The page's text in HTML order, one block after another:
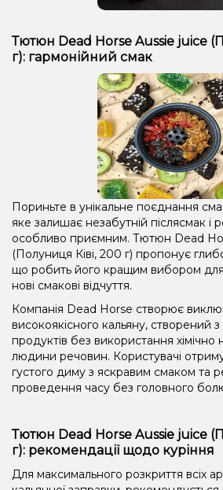
Тютюн Dead Horse Aussie juice
г): гармонійний смак
Пориньте в унікальне поєднання
яке залишає незабутній післясмак і
особливо приємним. Тютюн Dead
(Полуниця Ківі, 200 г) пропонує
що робить його кращим вибором для
нові смакові відчуття.
Компанія Dead Horse створює
високоякісного кальяну, створений
продуктів без використання
людини речовин. Користувачі
густого диму з яскравим смаком та
проведення часу без головного
Тютюн Dead Horse Aussie juice
г): рекомендації щодо куріння
Для максимального розкриття всіх